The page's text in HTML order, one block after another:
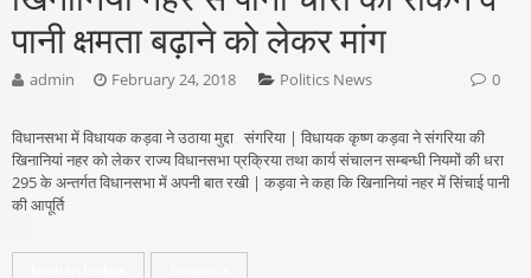
पानी क्षमता बढ़ाने को लेकर मांग
admin February 24, 2018 Politics News 0
विधानसभा में विधायक कड़वा ने उठाया मुद्दा संगरिया | विधायक कृष्ण कड़वा ने संगरिया की
खिनानियां नहर को लेकर राज्य विधानसभा प्रक्रिया तथा कार्य संचालन सम्बन्धी नियमों की धरा
295 के अन्तर्गत विधानसभा में अपनी बात रखी | कड़वा ने कहा कि खिनानियां नहर में सिंचाई पानी
की आपूर्ति